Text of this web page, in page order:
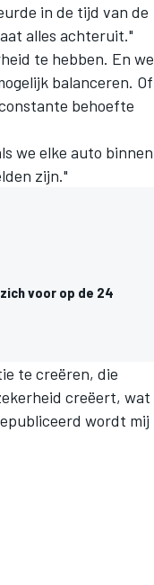
in de tijd van de
alles achteruit."
te hebben. En we
balanceren. Of
behoefte
we elke auto binnen
zijn."
voor op de 24
te creëren, die
creëert, wat
wordt mij